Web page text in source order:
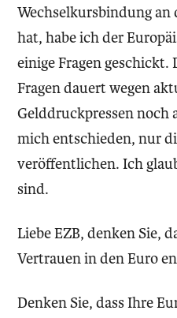
Wechselkursbindung an
hat, habe ich der
einige Fragen
Fragen dauert wegen
Gelddruckpressen noch
mich entschieden, nur
veröffentlichen. Ich
sind.
Liebe EZB, denken Sie,
Vertrauen in den Euro
Denken Sie, dass Ihre